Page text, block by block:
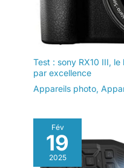
Test : sony RX10 III,
par excellence
Appareils photo,
Fév
19
2025